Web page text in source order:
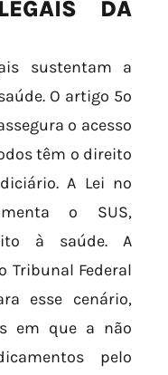
DA
sustentam a
O artigo 5º
o acesso
têm o direito
A Lei nº
o SUS,
à saúde. A
Tribunal Federal
esse cenário,
em que a não
pelo